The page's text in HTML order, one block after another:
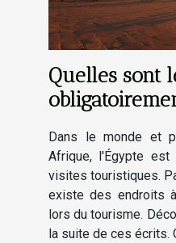
Quelles sont
Dans le monde et
Afrique, l'Égypte
visites touristiques.
existe des endroits
lors du tourisme.
la suite de ces écrits.